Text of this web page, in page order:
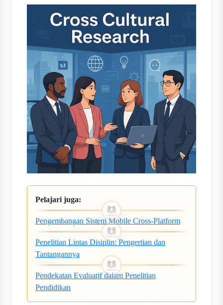
Pelajari juga:
Pengembangan Sistem Mobile Cross-Platform
Penelitian Lintas Disiplin: Pengertian dan
Tantangannya
Pendekatan Evaluatif dalam Penelitian
Pendidikan